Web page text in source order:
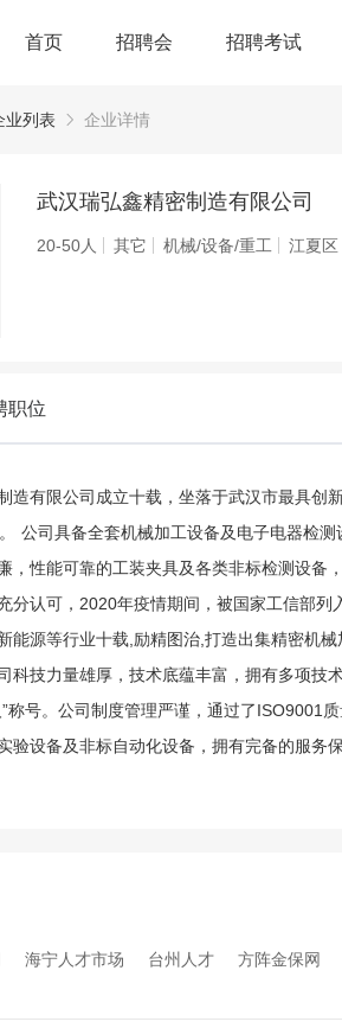
首页 招聘会 招聘考试
业列表 企业详情
武汉瑞弘鑫精密制造有限公司
20-50人 其它 机械/设备/重工 江夏区
职位
造有限公司成立十载，坐落于武汉市最具
公司具备全套机械加工设备及电子电器检
，性能可靠的工装夹具及各类非标检测设
分认可，2020年疫情期间，被国家工信部
能源等行业十载,励精图治,打造出集精密机
科技力量雄厚，技术底蕴丰富，拥有多项技
称号。公司制度管理严谨，通过了ISO9001
验设备及非标自动化设备，拥有完备的服
海宁人才市场 台州人才 方阵金保网